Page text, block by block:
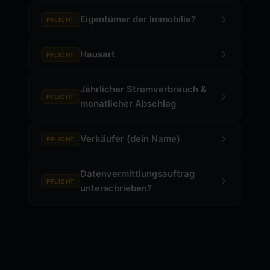
PFLICHT Eigentümer der Immobilie?
PFLICHT Hausart
PFLICHT
Jährlicher Stromverbrauch &
monatlicher Abschlag
PFLICHT Verkäufer (dein Name)
PFLICHT
Datenvermittlungsauftrag
unterschrieben?